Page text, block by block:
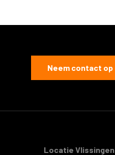
Neem contact op
Locatie Vlissingen